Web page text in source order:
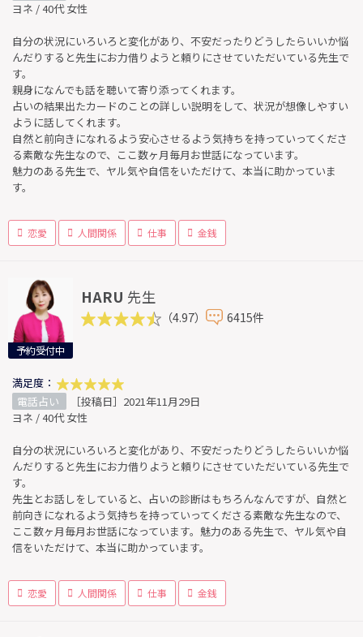
ヨネ / 40代 女性
自分の状況にいろいろと変化があり、不安だったりどうしたらいいか悩
んだりすると先生にお力借りようと頼りにさせていただいている先生で
す。
親身になんでも話を聴いて寄り添ってくれます。
占いの結果出たカードのことの詳しい説明をして、状況が想像しやすい
ように話してくれます。
自然と前向きになれるよう安心させるよう気持ちを持っていってくださ
る素敵な先生なので、ここ数ヶ月毎月お世話になっています。
魅力のある先生で、ヤル気や自信をいただけて、本当に助かっていま
す。
恋愛 人間関係 仕事 金銭
予約受付中
HARU 先生
（4.97） 6415件
満足度：
電話占い
［投稿日］2021年11月29日
ヨネ / 40代 女性
自分の状況にいろいろと変化があり、不安だったりどうしたらいいか悩
んだりすると先生にお力借りようと頼りにさせていただいている先生で
す。
先生とお話しをしていると、占いの診断はもちろんなんですが、自然と
前向きになれるよう気持ちを持っていってくださる素敵な先生なので、
ここ数ヶ月毎月お世話になっています。魅力のある先生で、ヤル気や自
信をいただけて、本当に助かっています。
恋愛 人間関係 仕事 金銭